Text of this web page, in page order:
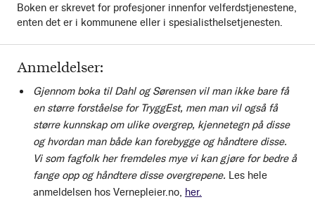
Anmeldelser:
Gjennom boka til Dahl og Sørensen vil man ikke bare få
en større forståelse for TryggEst, men man vil også få
større kunnskap om ulike overgrep, kjennetegn på disse
og hvordan man både kan forebygge og håndtere disse.
Vi som fagfolk her fremdeles mye vi kan gjøre for bedre å
fange opp og håndtere disse overgrepene. Les hele
anmeldelsen hos Vernepleier.no, her.
Boken er skrevet for profesjoner innenfor velferdstjenestene,
enten det er i kommunene eller i spesialisthelsetjenesten.